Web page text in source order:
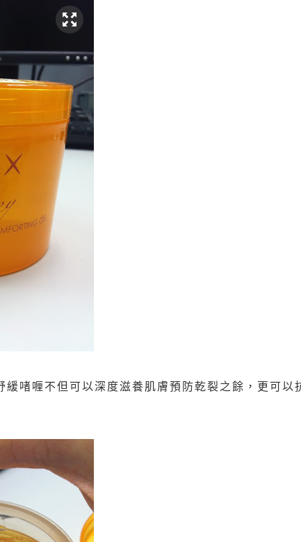
緩啫喱不但可以深度滋養肌膚預防乾裂之餘，更可以